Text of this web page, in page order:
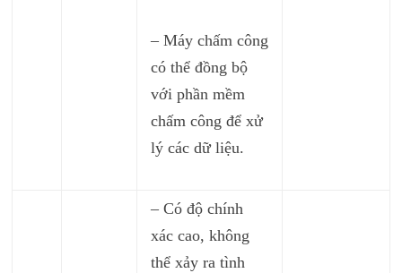
– Máy chấm công
có thể đồng bộ
với phần mềm
chấm công để xử
lý các dữ liệu.
– Có độ chính
xác cao, không
thể xảy ra tình